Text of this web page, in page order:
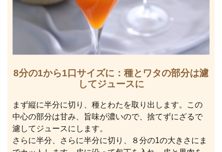
8分の1から1口サイズに：種とワタの部分は濾
してジュースに
まず縦に半分に切り、種とわたを取り出します。この
中心の部分は甘み、旨味が濃いので、捨てずにざるで
濾してジュースにします。
さらに半分、さらに半分に切り、８分の1の大きさにま